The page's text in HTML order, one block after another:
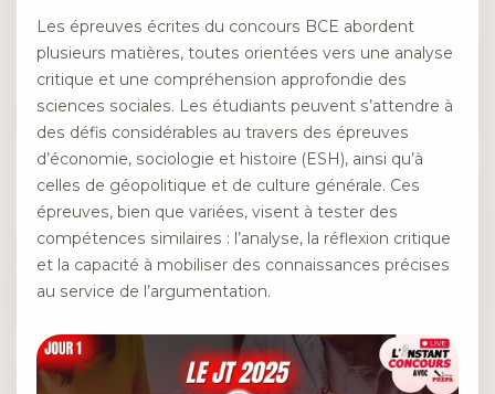
Les épreuves écrites du concours BCE abordent
plusieurs matières, toutes orientées vers une analyse
critique et une compréhension approfondie des
sciences sociales. Les étudiants peuvent s’attendre à
des défis considérables au travers des épreuves
d’économie, sociologie et histoire (ESH), ainsi qu’à
celles de géopolitique et de culture générale. Ces
épreuves, bien que variées, visent à tester des
compétences similaires : l’analyse, la réflexion critique
et la capacité à mobiliser des connaissances précises
au service de l’argumentation.